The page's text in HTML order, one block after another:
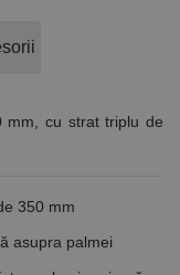
mm, cu strat triplu de
350 mm
asupra palmei